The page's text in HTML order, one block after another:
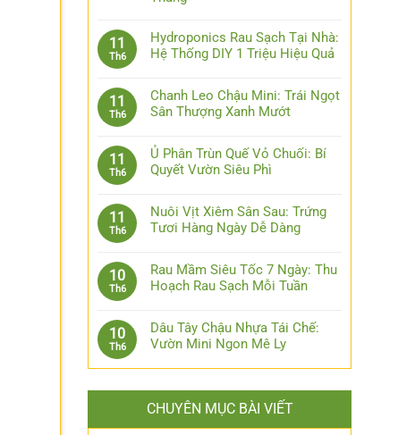
11
Th6
Hydroponics Rau Sạch Tại Nhà:
Hệ Thống DIY 1 Triệu Hiệu Quả
11
Th6
Chanh Leo Chậu Mini: Trái Ngọt
Sân Thượng Xanh Mướt
11
Th6
Ủ Phân Trùn Quế Vỏ Chuối: Bí
Quyết Vườn Siêu Phì
11
Th6
Nuôi Vịt Xiêm Sân Sau: Trứng
Tươi Hàng Ngày Dễ Dàng
10
Th6
Rau Mầm Siêu Tốc 7 Ngày: Thu
Hoạch Rau Sạch Mỗi Tuần
10
Th6
Dâu Tây Chậu Nhựa Tái Chế:
Vườn Mini Ngon Mê Ly
CHUYÊN MỤC BÀI VIẾT